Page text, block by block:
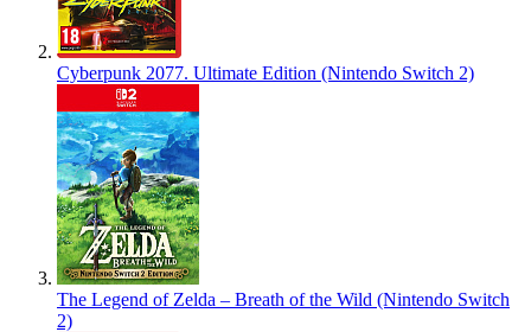
Cyberpunk 2077. Ultimate Edition (Nintendo Switch 2)
The Legend of Zelda – Breath of the Wild (Nintendo Switch
2)